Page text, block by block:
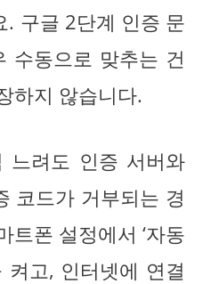
. 구글 2단계 인증 문
수동으로 맞추는 건
하지 않습니다.
느려도 인증 서버와
코드가 거부되는 경
트폰 설정에서 ‘자동
켜고, 인터넷에 연결